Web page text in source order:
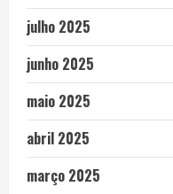
julho 2025
junho 2025
maio 2025
abril 2025
março 2025